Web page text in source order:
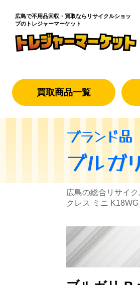
広島で不用品回収・買取なら リサイクルショッ
プのトレジャーマーケット
買取商品一覧
ブランド品
ブルガ
広島の総合リサイ
クレス ミニ K18WG